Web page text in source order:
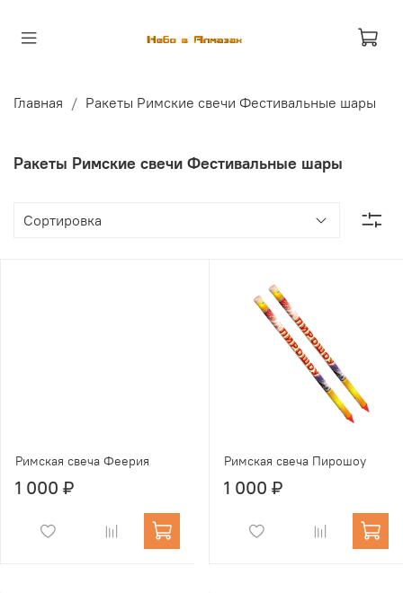
Главная Ракеты Римские свечи Фестивальные шары
Ракеты Римские свечи Фестивальные шары
Римская свеча Феерия
1 000 ₽
Римская свеча Пирошоу
1 000 ₽